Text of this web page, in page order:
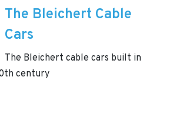
The Bleichert Cable
Cars
The Bleichert cable cars built in
century